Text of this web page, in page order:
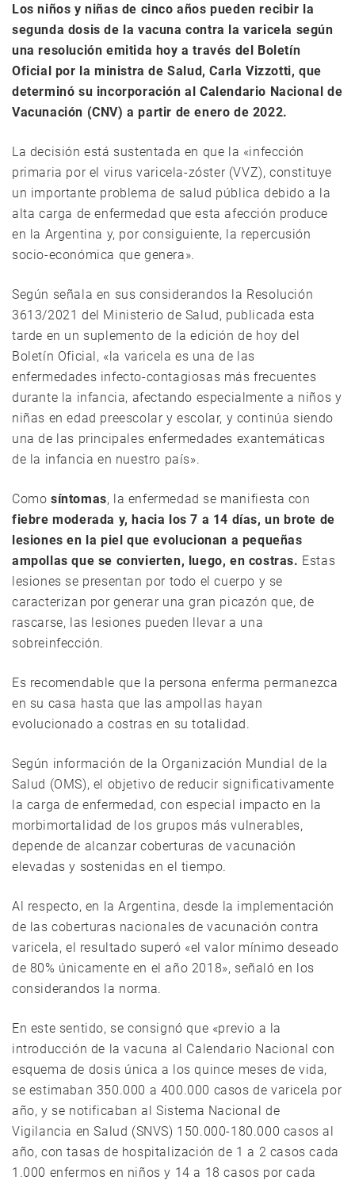
Los niños y niñas de cinco años pueden recibir la
segunda dosis de la vacuna contra la varicela según
una resolución emitida hoy a través del Boletín
Oficial por la ministra de Salud, Carla Vizzotti, que
determinó su incorporación al Calendario Nacional de
Vacunación (CNV) a partir de enero de 2022.
La decisión está sustentada en que la «infección
primaria por el virus varicela-zóster (VVZ), constituye
un importante problema de salud pública debido a la
alta carga de enfermedad que esta afección produce
en la Argentina y, por consiguiente, la repercusión
socio-económica que genera».
Según señala en sus considerandos la Resolución
3613/2021 del Ministerio de Salud, publicada esta
tarde en un suplemento de la edición de hoy del
Boletín Oficial, «la varicela es una de las
enfermedades infecto-contagiosas más frecuentes
durante la infancia, afectando especialmente a niños y
niñas en edad preescolar y escolar, y continúa siendo
una de las principales enfermedades exantemáticas
de la infancia en nuestro país».
Como síntomas, la enfermedad se manifiesta con
fiebre moderada y, hacia los 7 a 14 días, un brote de
lesiones en la piel que evolucionan a pequeñas
ampollas que se convierten, luego, en costras. Estas
lesiones se presentan por todo el cuerpo y se
caracterizan por generar una gran picazón que, de
rascarse, las lesiones pueden llevar a una
sobreinfección.
Es recomendable que la persona enferma permanezca
en su casa hasta que las ampollas hayan
evolucionado a costras en su totalidad.
Según información de la Organización Mundial de la
Salud (OMS), el objetivo de reducir significativamente
la carga de enfermedad, con especial impacto en la
morbimortalidad de los grupos más vulnerables,
depende de alcanzar coberturas de vacunación
elevadas y sostenidas en el tiempo.
Al respecto, en la Argentina, desde la implementación
de las coberturas nacionales de vacunación contra
varicela, el resultado superó «el valor mínimo deseado
de 80% únicamente en el año 2018», señaló en los
considerandos la norma.
En este sentido, se consignó que «previo a la
introducción de la vacuna al Calendario Nacional con
esquema de dosis única a los quince meses de vida,
se estimaban 350.000 a 400.000 casos de varicela por
año, y se notificaban al Sistema Nacional de
Vigilancia en Salud (SNVS) 150.000-180.000 casos al
año, con tasas de hospitalización de 1 a 2 casos cada
1.000 enfermos en niños y 14 a 18 casos por cada